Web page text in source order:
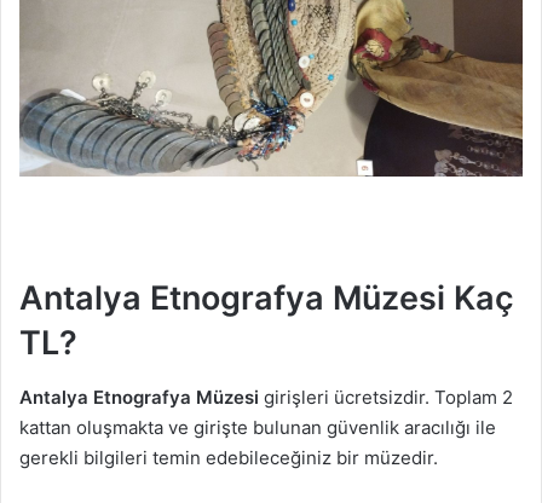
Antalya Etnografya Müzesi Kaç
TL?
Antalya Etnografya Müzesi girişleri ücretsizdir. Toplam 2
kattan oluşmakta ve girişte bulunan güvenlik aracılığı ile
gerekli bilgileri temin edebileceğiniz bir müzedir.